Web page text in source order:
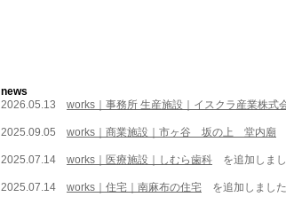
news
2026.05.13 works｜事務所 生産施設｜イスクラ産業株式
2025.09.05 works｜商業施設｜ 市ヶ谷 坂の上 堂内廟
2025.07.14 works｜医療施設｜しむら歯科 を追加しま
​2025.07.14 works｜住宅｜南麻布の住宅 を追加しまし